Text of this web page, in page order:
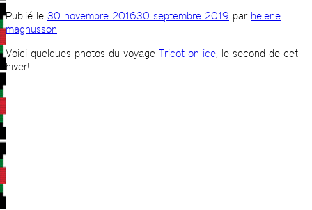
Publié le 30 novembre 201630 septembre 2019 par helene
magnusson
Voici quelques photos du voyage Tricot on ice, le second de cet
hiver!